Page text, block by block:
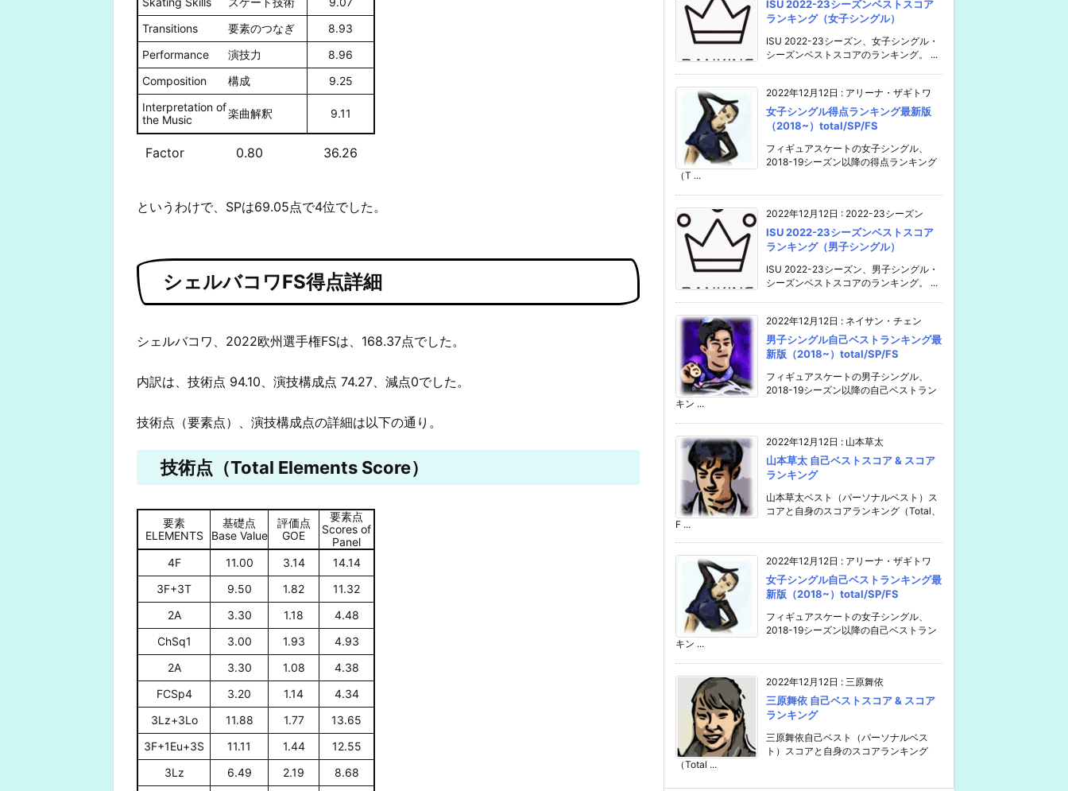
Transitions
要素のつなぎ
8.93
Performance
演技力
8.96
Composition
構成
9.25
Interpretation of
the Music
楽曲解釈 9.11
Factor 0.80 36.26
というわけで、SPは69.05点で4位でした。
シェルバコワFS得点詳細
シェルバコワ、2022欧州選手権FSは、168.37点でした。
内訳は、技術点 94.10、演技構成点 74.27、減点0でした。
技術点（要素点）、演技構成点の詳細は以下の通り。
技術点（Total Elements Score）
要素
ELEMENTS
基礎点
Base Value
評価点
GOE
要素点
Scores of
Panel
4F
11.00 3.14
14.14
3F+3T
9.50 1.82
11.32
2A
3.30 1.18
4.48
ChSq1
3.00 1.93
4.93
2A
3.30 1.08
4.38
FCSp4
3.20 1.14
4.34
3Lz+3Lo
11.88 1.77
13.65
3F+1Eu+3S
11.11 1.44
12.55
3Lz
6.49 2.19
8.68
ISU 2022-23シーズンベストスコア
ランキング（女子シングル）
ISU 2022-23シーズン、女子シングル・
シーズンベストスコアのランキング。 ...
2022年12月12日 : アリーナ・ザギトワ
女子シングル得点ランキング最新版
（2018~）total/SP/FS
フィギュアスケートの女子シングル、
2018-19シーズン以降の得点ランキング
（T ...
2022年12月12日 : 2022-23シーズン
ISU 2022-23シーズンベストスコア
ランキング（男子シングル）
ISU 2022-23シーズン、男子シングル・
シーズンベストスコアのランキング。 ...
2022年12月12日 : ネイサン・チェン
男子シングル自己ベストランキング最
新版（2018~）total/SP/FS
フィギュアスケートの男子シングル、
2018-19シーズン以降の自己ベストラン
キン ...
2022年12月12日 : 山本草太
山本草太 自己ベストスコア & スコア
ランキング
山本草太ベスト（パーソナルベスト）ス
コアと自身のスコアランキング（Total、
F ...
2022年12月12日 : アリーナ・ザギトワ
女子シングル自己ベストランキング最
新版（2018~）total/SP/FS
フィギュアスケートの女子シングル、
2018-19シーズン以降の自己ベストラン
キン ...
2022年12月12日 : 三原舞依
三原舞依 自己ベストスコア & スコア
ランキング
三原舞依自己ベスト（パーソナルベス
ト）スコアと自身のスコアランキング
（Total ...